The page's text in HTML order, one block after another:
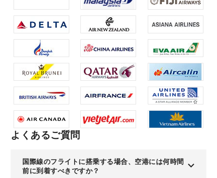
よくあるご質問
国際線のフライトに搭乗する場合、空港には何時間
前に到着すべきですか？